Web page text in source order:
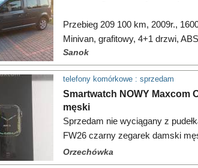
Przebieg 209 100 km, 2009r.,
Minivan, grafitowy, 4+1 drzwi,
Sanok
telefony komórkowe : sprzedam
Smartwatch NOWY Maxcom
męski
Sprzedam nie wyciągany z
FW26 czarny zegarek damski
Orzechówka